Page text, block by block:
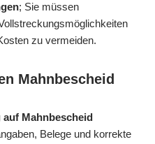
; Sie müssen
zu vermeiden.
Mahnbescheid
auf Mahnbescheid
Belege und korrekte